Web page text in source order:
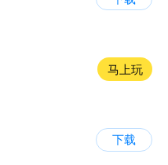
马上玩
下载